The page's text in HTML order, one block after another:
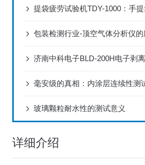
包装检测行业-顶空气体分析仪的
济南中科电子BLD-200H电子剥
玻璃颗粒耐水性的测试意义
详细介绍